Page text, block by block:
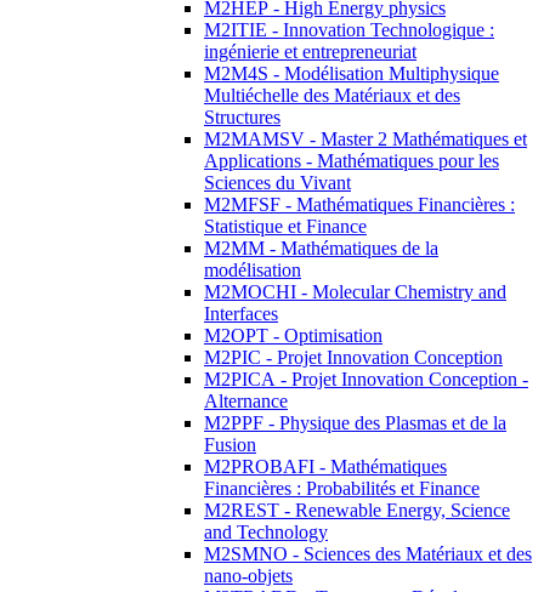
M2HEP - High Energy physics
M2ITIE - Innovation Technologique :
ingénierie et entrepreneuriat
M2M4S - Modélisation Multiphysique
Multiéchelle des Matériaux et des
Structures
M2MAMSV - Master 2 Mathématiques et
Applications - Mathématiques pour les
Sciences du Vivant
M2MFSF - Mathématiques Financières :
Statistique et Finance
M2MM - Mathématiques de la
modélisation
M2MOCHI - Molecular Chemistry and
Interfaces
M2OPT - Optimisation
M2PIC - Projet Innovation Conception
M2PICA - Projet Innovation Conception -
Alternance
M2PPF - Physique des Plasmas et de la
Fusion
M2PROBAFI - Mathématiques
Financières : Probabilités et Finance
M2REST - Renewable Energy, Science
and Technology
M2SMNO - Sciences des Matériaux et des
nano-objets